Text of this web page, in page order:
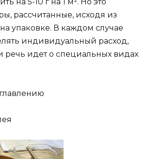
рассчитанные, исходя из
упаковке. В каждом случае
индивидуальный расход,
речь идет о специальных видах